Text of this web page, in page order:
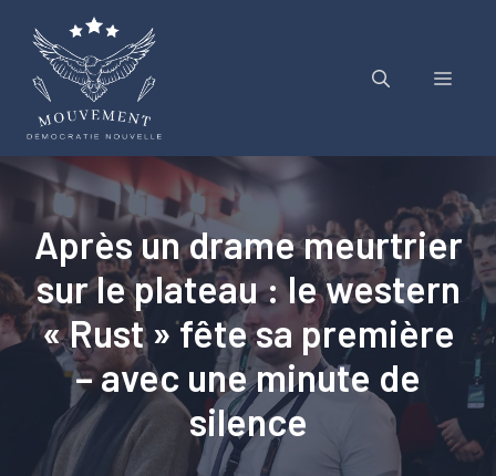
contenu
Menu
Après un drame meurtrier
sur le plateau : le western
« Rust » fête sa première
– avec une minute de
silence